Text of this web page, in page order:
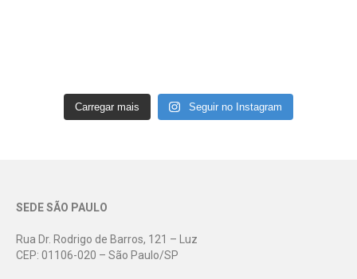
Carregar mais Seguir no Instagram
SEDE SÃO PAULO
Rua Dr. Rodrigo de Barros, 121 – Luz
CEP: 01106-020 – São Paulo/SP